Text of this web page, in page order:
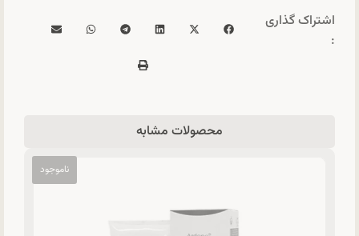
اشتراک گذاری
:
محصولات مشابه